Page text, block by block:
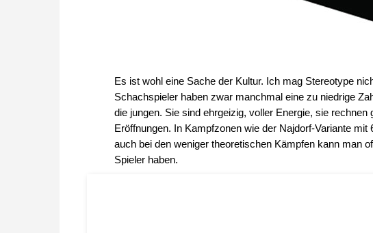
Es ist wohl eine Sache der Kultur. Ich mag Stereotype
Schachspieler haben zwar manchmal eine zu niedrige
die jungen. Sie sind ehrgeizig, voller Energie, sie
Eröffnungen. In Kampfzonen wie der Najdorf-Variante
auch bei den weniger theoretischen Kämpfen kann man
Spieler haben.